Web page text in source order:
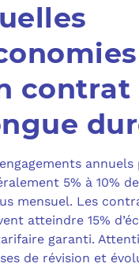
contrat
5% à 10%
mensuel. Les
atteindre 15%
garanti.
de révision et